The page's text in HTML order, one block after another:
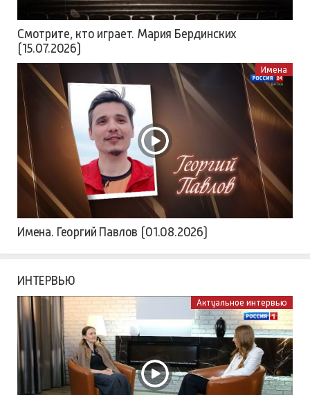
Смотрите, кто играет. Мария Бердинских
(15.07.2026)
Имена
Имена. Георгий Павлов (01.08.2026)
ИНТЕРВЬЮ
Актуальное интервью